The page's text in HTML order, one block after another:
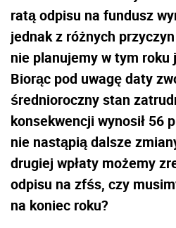
ratą odpisu na fundusz
jednak z różnych
nie planujemy w tym roku
Biorąc pod uwagę daty
średnioroczny stan
konsekwencji wynosił 56
nie nastąpią dalsze
drugiej wpłaty możemy
odpisu na zfśs, czy
na koniec roku?